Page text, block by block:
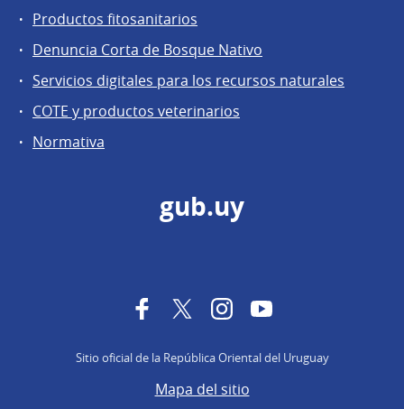
Productos fitosanitarios
Denuncia Corta de Bosque Nativo
Servicios digitales para los recursos naturales
COTE y productos veterinarios
Normativa
gub.uy
FacebookTwitterInstagramYouTube
Sitio oficial de la República Oriental del Uruguay
Mapa del sitio